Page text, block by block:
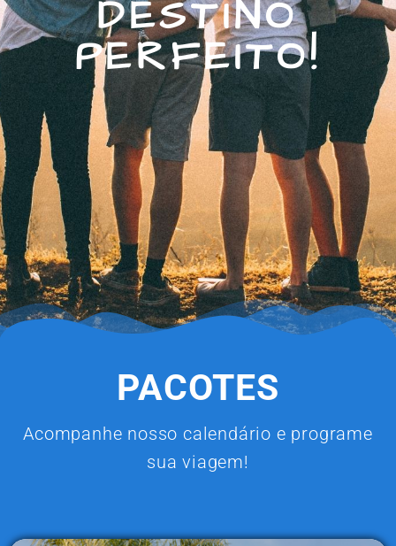
DESTINO
PERFEITO!
PACOTES
Acompanhe nosso calendário e programe
sua viagem!